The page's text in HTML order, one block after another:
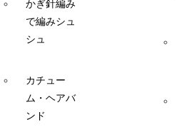
かぎ針編み
で編みシュ
シュ
カチュー
ム・ヘアバ
ンド